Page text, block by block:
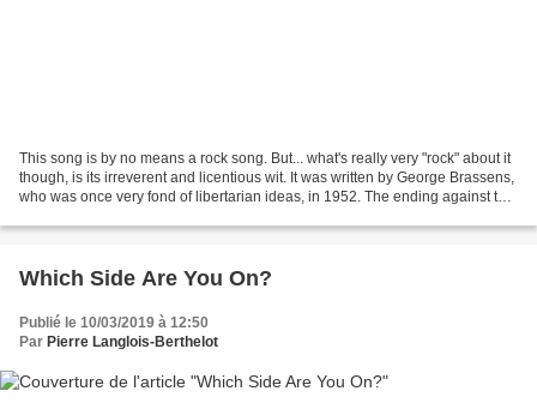
This song is by no means a rock song. But... what's really very "rock" about it
though, is its irreverent and licentious wit. It was written by George Brassens,
who was once very fond of libertarian ideas, in 1952. The ending against the
Which Side Are You On?
Publié le 10/03/2019 à 12:50
Par Pierre Langlois-Berthelot